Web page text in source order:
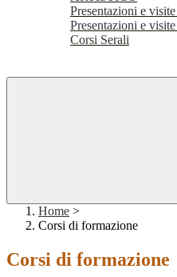
Presentazioni e
Presentazioni e
Corsi Serali
Home >
Corsi di formazione
Corsi di formazione